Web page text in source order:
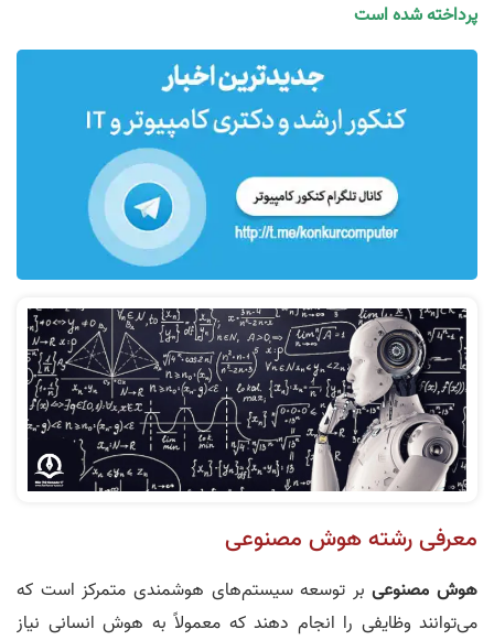
پرداخته شده است
معرفی رشته هوش مصنوعی
هوش مصنوعیبر توسعه سیستم‌های هوشمندی متمرکز است که
می‌توانند وظایفی را انجام دهند که معمولاً به هوش انسانی نیاز